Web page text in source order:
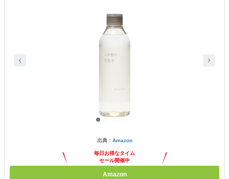
出典： Amazon
毎日お得なタイム
セール開催中
Amazon